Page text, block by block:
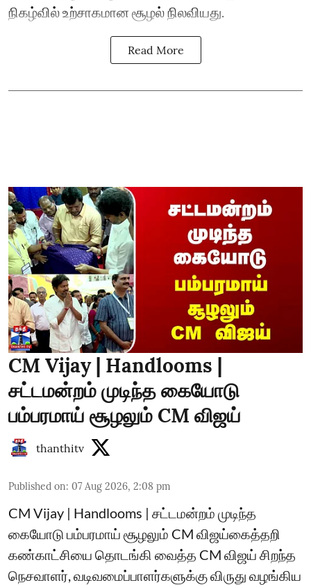
நிகழ்வில் உற்சாகமான சூழல் நிலவியது.
Read More
CM Vijay | Handlooms |
சட்டமன்றம் முடிந்த கையோடு
பம்பரமாய் சூழலும் CM விஜய்
thanthitv
Published on: 07 Aug 2026, 2:08 pm
CM Vijay | Handlooms | சட்டமன்றம் முடிந்த
கையோடு பம்பரமாய் சூழலும் CM விஜய்கைத்தறி
கண்காட்சியை தொடங்கி வைத்த CM விஜய் சிறந்த
நெசவாளர், வடிவமைப்பாளர்களுக்கு விருது வழங்கிய